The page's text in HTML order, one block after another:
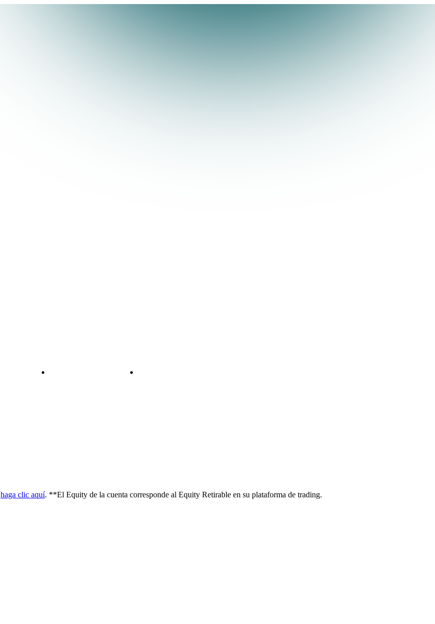
haga clic aquí. **El Equity de la cuenta corresponde al Equity Retirable en su plataforma de trading.